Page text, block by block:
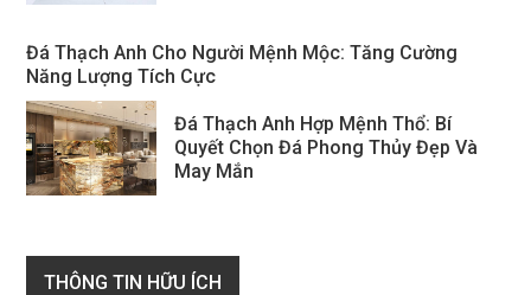
Đá Thạch Anh Cho Người Mệnh Mộc: Tăng Cường
Năng Lượng Tích Cực
Đá Thạch Anh Hợp Mệnh Thổ: Bí
Quyết Chọn Đá Phong Thủy Đẹp Và
May Mắn
THÔNG TIN HỮU ÍCH